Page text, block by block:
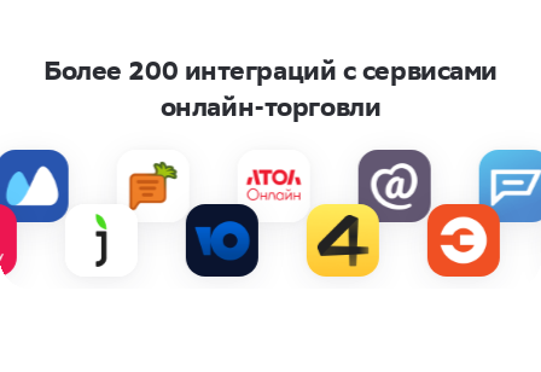
Более 200 интеграций с сервисами
онлайн-торговли